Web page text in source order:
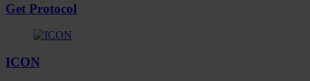
Get Protocol
ICON